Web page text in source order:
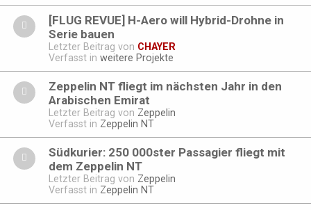
[FLUG REVUE] H-Aero will Hybrid-Drohne in
Serie bauen
Letzter Beitrag von CHAYER
Verfasst in weitere Projekte
Zeppelin NT fliegt im nächsten Jahr in den
Arabischen Emirat
Letzter Beitrag von Zeppelin
Verfasst in Zeppelin NT
Südkurier: 250 000ster Passagier fliegt mit
dem Zeppelin NT
Letzter Beitrag von Zeppelin
Verfasst in Zeppelin NT